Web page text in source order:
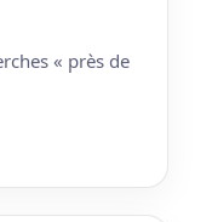
« près de